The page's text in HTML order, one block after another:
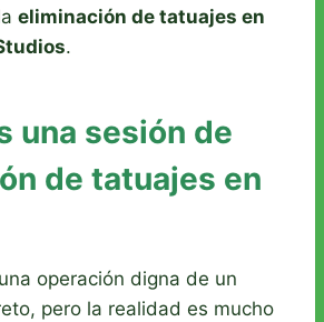
eliminación de tatuajes en
.
una sesión de
de tatuajes en
operación digna de un
pero la realidad es mucho